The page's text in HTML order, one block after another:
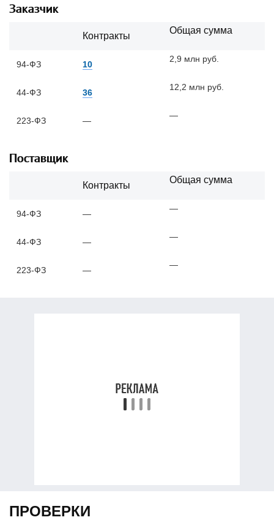
Заказчик
Контракты
Общая сумма
94-ФЗ 10
2,9 млн руб.
44-ФЗ 36
12,2 млн руб.
223-ФЗ —
—
Поставщик
Контракты
Общая сумма
94-ФЗ —
—
44-ФЗ —
—
223-ФЗ —
—
ПРОВЕРКИ